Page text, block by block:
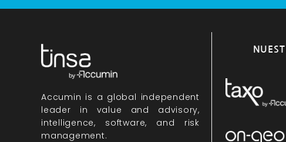
Accumin is a global independent
leader in value and advisory,
intelligence, software, and risk
management.